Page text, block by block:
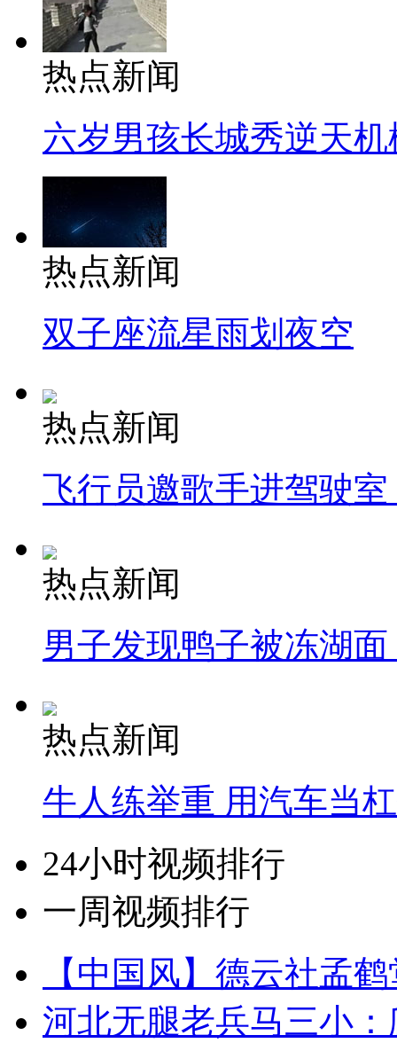
热点新闻
六岁男孩长城秀逆天机
热点新闻
双子座流星雨划夜空
热点新闻
飞行员邀歌手进驾驶
热点新闻
男子发现鸭子被冻湖
热点新闻
牛人练举重 用汽车当
24小时视频排行
一周视频排行
【中国风】德云社孟
河北无腿老兵马三小